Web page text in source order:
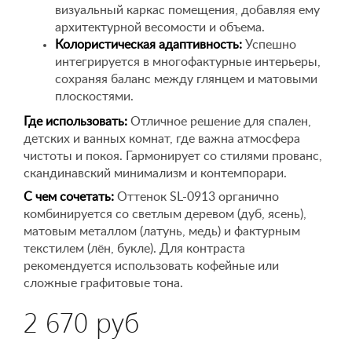
визуальный каркас помещения, добавляя ему
архитектурной весомости и объема.
Колористическая адаптивность: Успешно
интегрируется в многофактурные интерьеры,
сохраняя баланс между глянцем и матовыми
плоскостями.
Где использовать: Отличное решение для спален,
детских и ванных комнат, где важна атмосфера
чистоты и покоя. Гармонирует со стилями прованс,
скандинавский минимализм и контемпорари.
С чем сочетать: Оттенок SL-0913 органично
комбинируется со светлым деревом (дуб, ясень),
матовым металлом (латунь, медь) и фактурным
текстилем (лён, букле). Для контраста
рекомендуется использовать кофейные или
сложные графитовые тона.
2 670 руб